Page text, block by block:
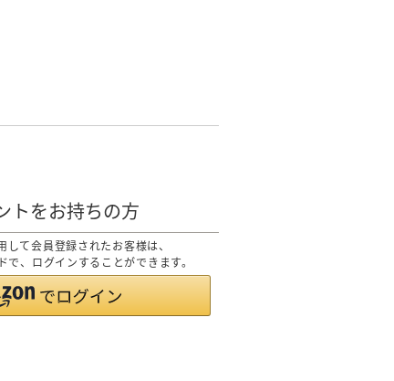
トをお持ちの方
て会員登録されたお客様は、
、ログインすることができます。